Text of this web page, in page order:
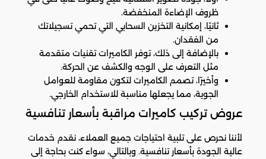
ظروف الإضاءة المنخفضة.
ثانيًا، إمكانية التخزين السحابي التي تحمي تسجيلاتك
من الفقدان.
بالإضافة إلى ذلك، توفر الكاميرات تقنيات متقدمة
مثل التعرف على الوجه والكشف عن الحركة.
وأخيرًا، تصمم الكاميرات لتكون مقاومة للعوامل
الجوية، مما يجعلها مناسبة للاستخدام الخارجي.
عروض تركيب كاميرات مراقبة بأسعار تنافسية
لأننا نحرص على تلبية احتياجات جميع العملاء، نقدم خدمات
عالية الجودة بأسعار تنافسية. وبالتالي، سواء كنت بحاجة إلى